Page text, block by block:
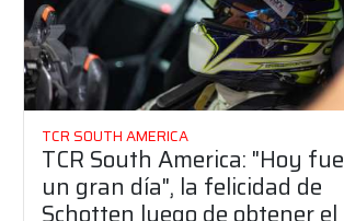
TCR SOUTH AMERICA
TCR South America: "Hoy fue
un gran día", la felicidad de
Schotten luego de obtener el